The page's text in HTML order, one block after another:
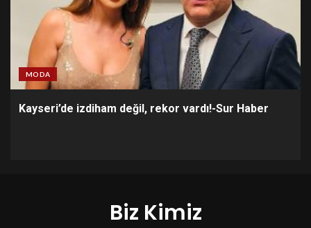
MODA
Kayseri’de izdiham değil, rekor vardı!-Sur Haber
Biz Kimiz